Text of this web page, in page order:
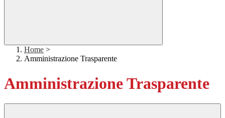
Home >
Amministrazione Trasparente
Amministrazione Trasparente